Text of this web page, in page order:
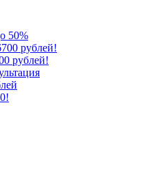
50%
рублей!
рублей!